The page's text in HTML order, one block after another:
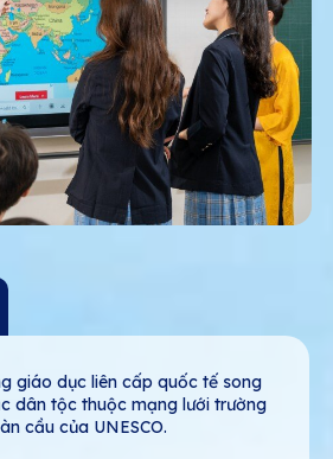
giáo dục liên cấp quốc tế song
dân tộc thuộc mạng lưới trường
cầu của UNESCO.